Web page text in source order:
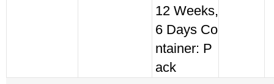
12 Weeks,
6 Days Co
ntainer: P
ack